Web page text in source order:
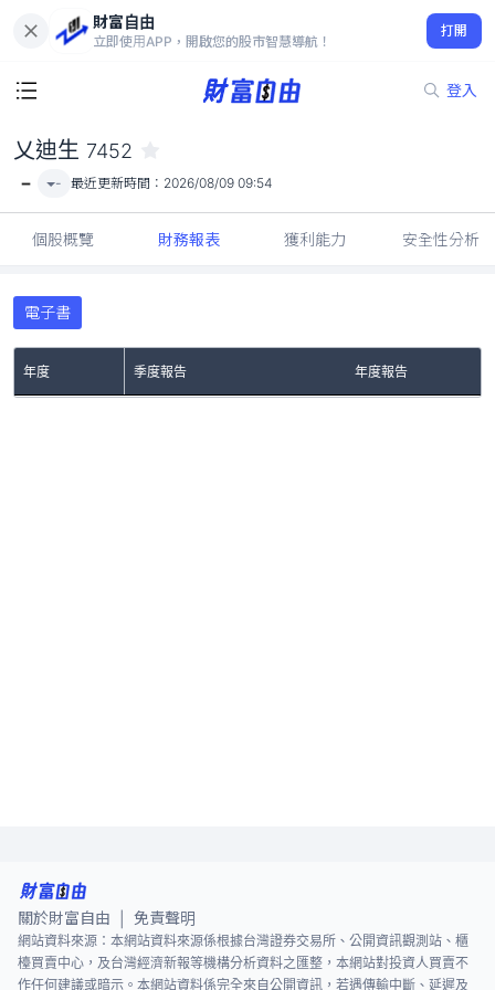
財富自由
立即使用APP，開啟您的股市智慧導航！
打開
登入
-
乂迪生 7452
- - 最近更新時間： 2026/08/09 09:54
個股概覽 財務報表 獲利能力 安全性分析
電子書
年度 季度報告 年度報告
關於財富自由 免責聲明
網站資料來源：本網站資料來源係根據台灣證券交易所、公開資訊觀測站、櫃
檯買賣中心，及台灣經濟新報等機構分析資料之匯整，本網站對投資人買賣不
作任何建議或暗示。本網站資料係完全來自公開資訊，若遇傳輸中斷、延遲及